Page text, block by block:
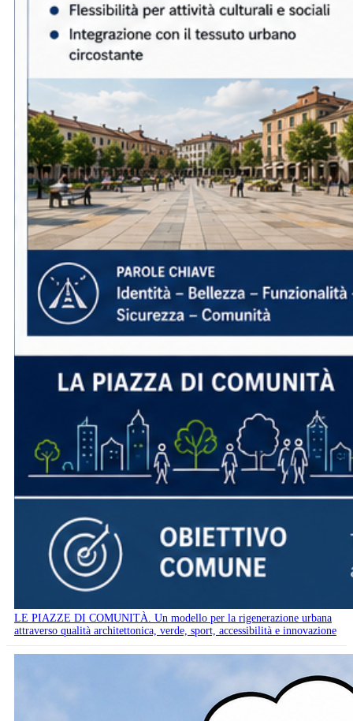
LE PIAZZE DI COMUNITÀ. Un modello per la rigenerazione urbana
attraverso qualità architettonica, verde, sport, accessibilità e innovazione